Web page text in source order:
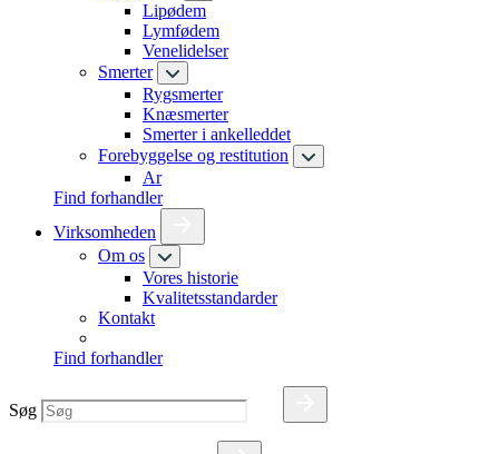
Lipødem
Lymfødem
Venelidelser
Smerter
Rygsmerter
Knæsmerter
Smerter i ankelleddet
Forebyggelse og restitution
Ar
Find forhandler
Virksomheden
Om os
Vores historie
Kvalitetsstandarder
Kontakt
Find forhandler
Søg